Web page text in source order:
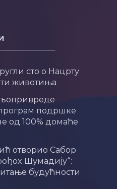
сто о Нацрту
животиња
подршке
од 100% домаће
отворио Сабор
Шумадију“:
будућности